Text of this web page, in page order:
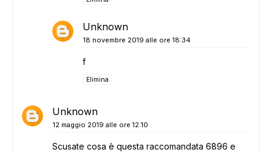
Unknown
18 novembre 2019 alle ore 18:34
f
Elimina
Unknown
12 maggio 2019 alle ore 12:10
Scusate cosa è questa raccomandata 6896 e